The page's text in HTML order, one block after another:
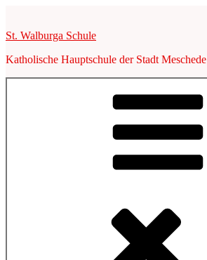
springen
St. Walburga Schule
Katholische Hauptschule der Stadt Meschede